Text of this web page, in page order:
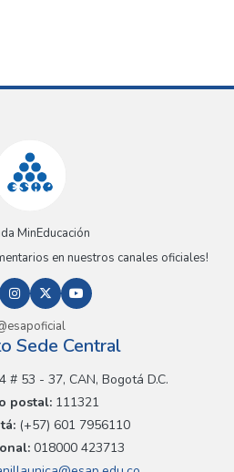
MinEducación
en nuestros canales oficiales!
Sede Central
# 53 - 37, CAN, Bogotá D.C.
postal: 111321
(+57) 601 7956110
018000 423713